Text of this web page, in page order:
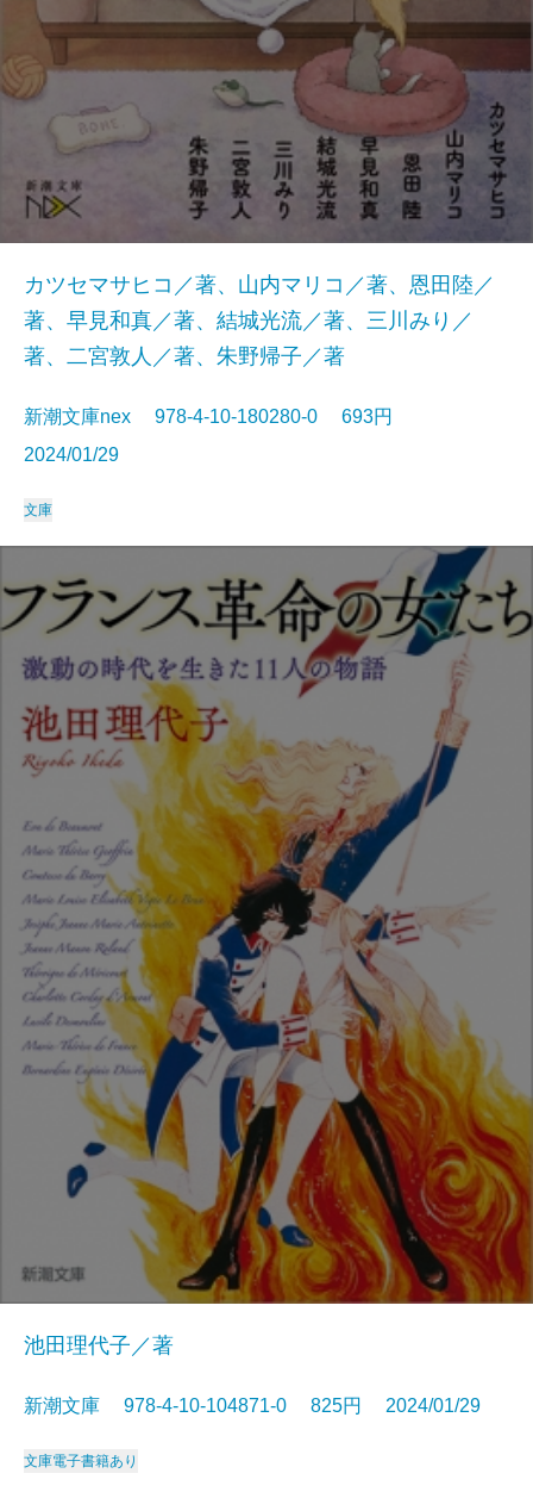
カツセマサヒコ／著、山内マリコ／著、恩田陸／
著、早見和真／著、結城光流／著、三川みり／
著、二宮敦人／著、朱野帰子／著
新潮文庫nex 978-4-10-180280-0 693円
2024/01/29
文庫
池田理代子／著
新潮文庫 978-4-10-104871-0 825円 2024/01/29
文庫電子書籍あり